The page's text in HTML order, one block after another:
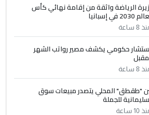
الرياضة واثقة من إقامة نهائي كأس
في إسبانيا
8 ساعة
حكومي يكشف مصير رواتب الشهر
8 ساعة
"طقطق" المحلي يتصدر مبيعات سوق
للجملة
ساعة